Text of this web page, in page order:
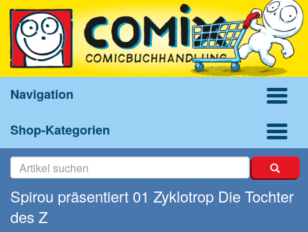
Navigation
Shop-Kategorien
Spirou präsentiert 01 Zyklotrop Die Tochter
des Z